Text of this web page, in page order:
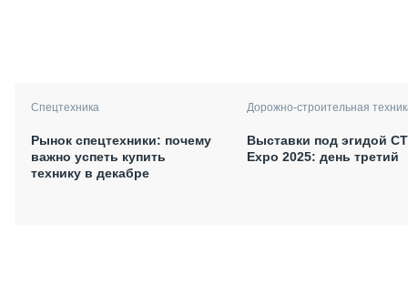
Спецтехника
Рынок спецтехники: почему
важно успеть купить
технику в декабре
Дорожно-строительная
Выставки под эгидой
Expo 2025: день третий